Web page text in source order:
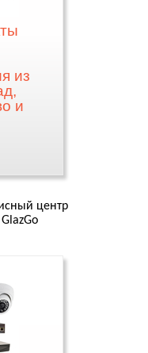
из
и
центр
GlazGo